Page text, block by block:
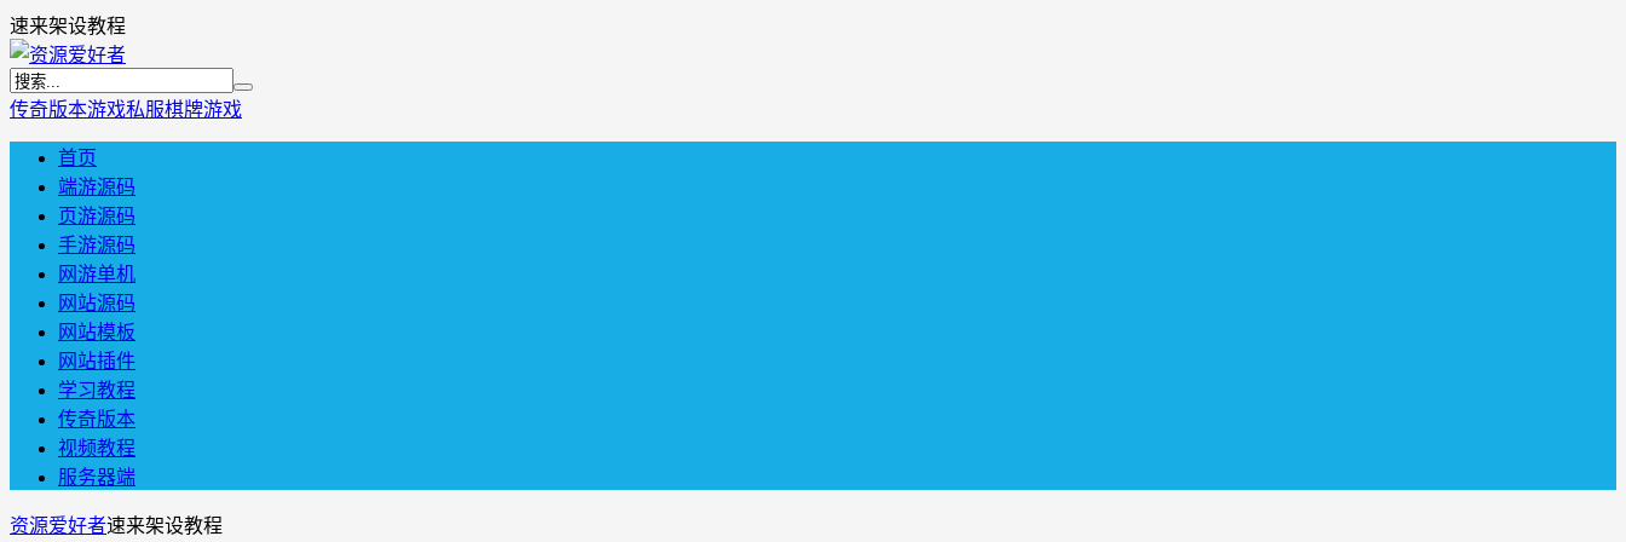
速来架设教程
传奇版本游戏私服棋牌游戏
首页
端游源码
页游源码
手游源码
网游单机
网站源码
网站模板
网站插件
学习教程
传奇版本
视频教程
服务器端
资源爱好者速来架设教程